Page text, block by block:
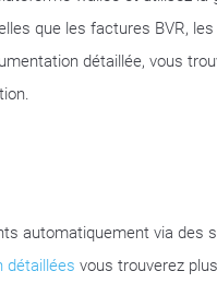
que les factures BVR,
détaillée, vous
automatiquement via des
détaillées vous trouverez